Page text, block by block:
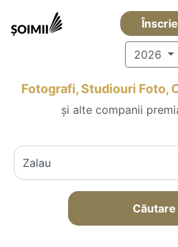
2026
Fotografi, Studiouri Foto,
și alte companii
Căutare